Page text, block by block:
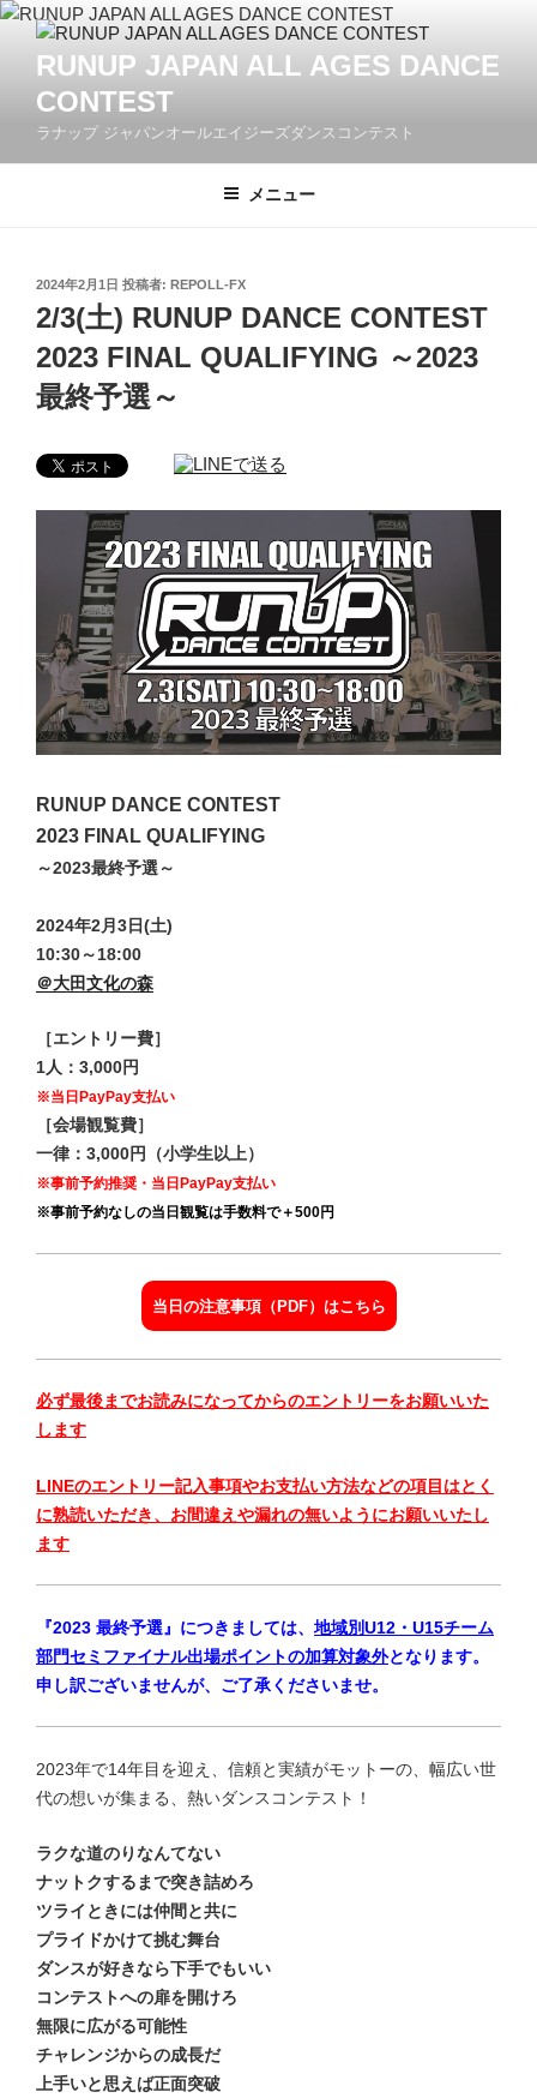
コ
RUNUP JAPAN ALL AGES DANCE
CONTEST
ラナップ ジャパンオールエイジーズダンスコンテスト
メニュー
投
稿
日:
2024年2月1日 投稿者: REPOLL-FX
2/3(土) RUNUP DANCE CONTEST
2023 FINAL QUALIFYING ～2023
最終予選～
RUNUP DANCE CONTEST
2023 FINAL QUALIFYING
～2023最終予選～
2024年2月3日(土)
10:30～18:00
＠大田文化の森
［エントリー費］
1人：3,000円
※当日PayPay支払い
［会場観覧費］
一律：3,000円（小学生以上）
※事前予約推奨・当日PayPay支払い
※事前予約なしの当日観覧は手数料で＋500円
当日の注意事項（PDF）はこちら
必ず最後までお読みになってからのエントリーをお願いいた
します
LINEのエントリー記入事項やお支払い方法などの項目はとく
に熟読いただき、お間違えや漏れの無いようにお願いいたし
ます
『2023 最終予選』につきましては、 地域別U12・U15チーム
部門セミファイナル出場ポイントの加算対象外となります。
申し訳ございませんが、ご了承くださいませ。
2023年で14年目を迎え、信頼と実績がモットーの、幅広い世
代の想いが集まる、熱いダンスコンテスト！
ラクな道のりなんてない
ナットクするまで突き詰めろ
ツライときには仲間と共に
プライドかけて挑む舞台
ダンスが好きなら下手でもいい
コンテストへの扉を開けろ
無限に広がる可能性
チャレンジからの成長だ
上手いと思えば正面突破